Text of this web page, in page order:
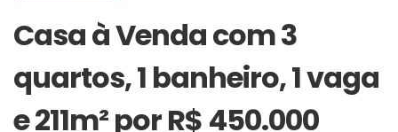
Casa à Venda com 3
quartos, 1 banheiro, 1 vaga
e 211m²por R$ 450.000